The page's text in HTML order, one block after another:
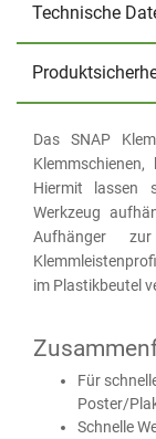
Technische
Das SNAP
Hiermit lassen
Werkzeug
Aufhänger
im Plastikbeutel
Für
Poster/
Schnelle